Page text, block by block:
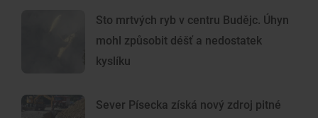
Sto mrtvých ryb v centru Budějc. Úhyn
mohl způsobit déšť a nedostatek
kyslíku
Sever Písecka získá nový zdroj pitné